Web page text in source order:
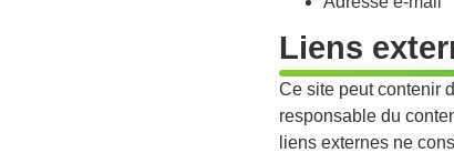
Liens
Ce site peut contenir
responsable du
liens externes ne